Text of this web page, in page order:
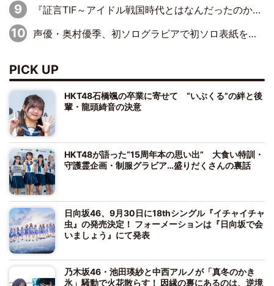
『証言TIF～アイドル戦国時代とはなんだったのか～』第6回：でんぱ組.inc・古川未鈴×相沢梨紗「『ハロプロやりたかったな』って言ったら、夢眠ねむさんに『てめえはでんぱ組．incなんだよ！』って肩パンされて(笑)」
声優・奥村優季、初ソログラビアで初ソロ表紙を飾る！ 初めて見せる表情や、声優を志したきっかけなどを語った必読のインタビューを掲載
PICK UP
HKT48石橋颯の卒業に寄せて “いぶくる”の絆と後
輩・龍頭綺音の決意
HKT48が語った“15周年本の思い出” 大食い特訓・
守護霊企画・制服グラビア…盛りだくさんの裏話
日向坂46、9月30日に18thシングル『イチャイチャ
虫』の発売決定！ フォーメーションは『日向坂で会
いましょう』にて発表
乃木坂46・池田瑛紗と中西アルノが「真冬のかき
氷」騒動で火花散らす！ 因縁の裏にあるのは、逆境